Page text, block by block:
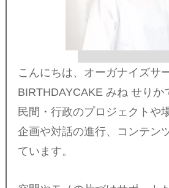
こんにちは、オーガナイズサ
BIRTHDAYCAKE みね せりか
民間・行政のプロジェクトや
企画や対話の進行、コンテン
ています。